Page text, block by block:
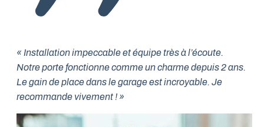
« Installation impeccable et équipe très à l’écoute.
Notre porte fonctionne comme un charme depuis 2 ans.
Le gain de place dans le garage est incroyable. Je
recommande vivement ! »